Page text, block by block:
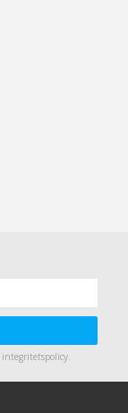
integritetspolicy.